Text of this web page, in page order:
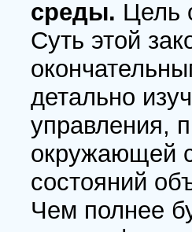
среды. Цель
Суть этой
детально
управления,
окружающей
состояний
Чем полнее